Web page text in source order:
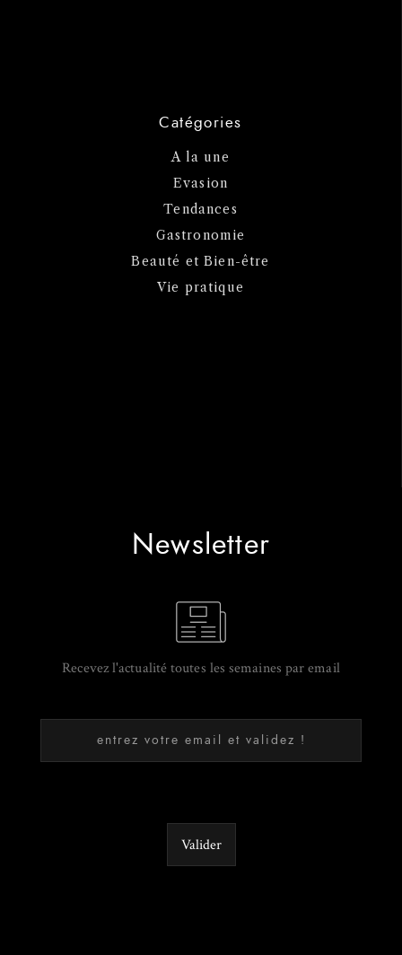
Catégories
A la une
Evasion
Tendances
Gastronomie
Beauté et Bien-être
Vie pratique
Newsletter
Recevez l'actualité toutes les semaines par email